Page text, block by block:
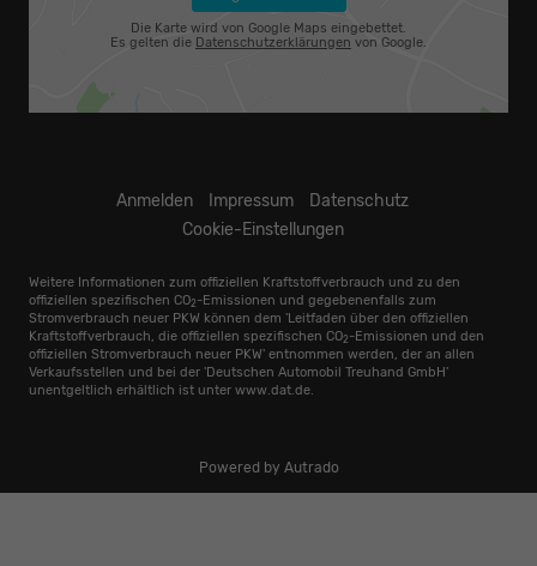
Die Karte wird von Google Maps eingebettet.
Es gelten die Datenschutzerklärungen von Google.
Anmelden Impressum
Datenschutz
Cookie-Einstellungen
Weitere Informationen zum offiziellen Kraftstoffverbrauch und zu den
offiziellen spezifischen CO2 -Emissionen und gegebenenfalls zum
Stromverbrauch neuer PKW können dem 'Leitfaden über den offiziellen
Kraftstoffverbrauch, die offiziellen spezifischen CO2 -Emissionen und den
offiziellen Stromverbrauch neuer PKW' entnommen werden, der an allen
Verkaufsstellen und bei der 'Deutschen Automobil Treuhand GmbH'
unentgeltlich erhältlich ist unter www.dat.de.
Powered by Autrado